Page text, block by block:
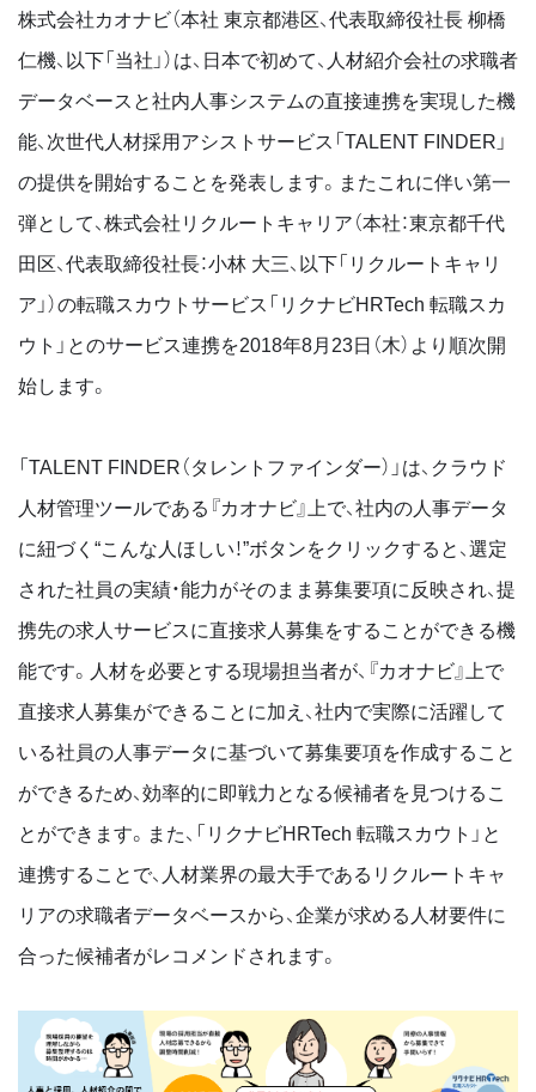
株式会社カオナビ（本社 東京都港区、代表取締役社長 柳橋
仁機、以下「当社」）は、日本で初めて、人材紹介会社の求職者
データベースと社内人事システムの直接連携を実現した機
能、次世代人材採用アシストサービス「TALENT FINDER」
の提供を開始することを発表します。またこれに伴い第一
弾として、株式会社リクルートキャリア（本社：東京都千代
田区、代表取締役社長：小林 大三、以下「リクルートキャリ
ア」）の転職スカウトサービス「リクナビHRTech 転職スカ
ウト」とのサービス連携を2018年8月23日（木）より順次開
始します。
「TALENT FINDER（タレントファインダー）」は、クラウド
人材管理ツールである『カオナビ』上で、社内の人事データ
に紐づく“こんな人ほしい！”ボタンをクリックすると、選定
された社員の実績・能力がそのまま募集要項に反映され、提
携先の求人サービスに直接求人募集をすることができる機
能です。人材を必要とする現場担当者が、『カオナビ』上で
直接求人募集ができることに加え、社内で実際に活躍して
いる社員の人事データに基づいて募集要項を作成すること
ができるため、効率的に即戦力となる候補者を見つけるこ
とができます。また、「リクナビHRTech 転職スカウト」と
連携することで、人材業界の最大手であるリクルートキャ
リアの求職者データベースから、企業が求める人材要件に
合った候補者がレコメンドされます。